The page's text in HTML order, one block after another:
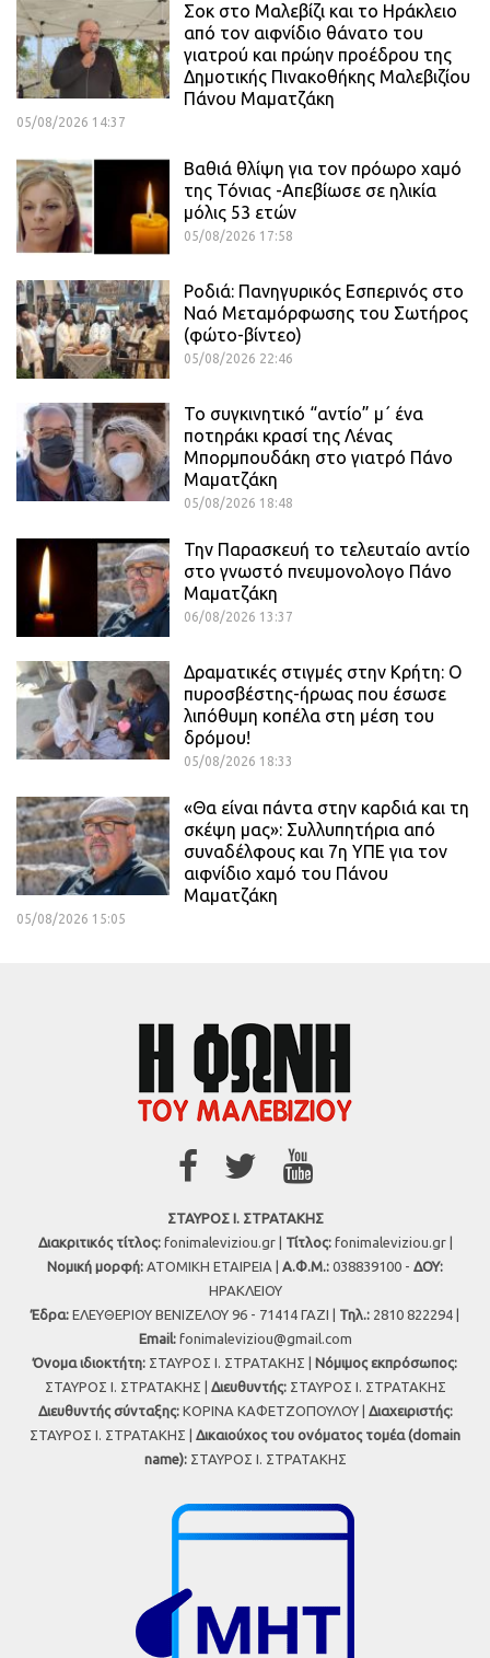
Σοκ στο Μαλεβίζι και το Ηράκλειο
από τον αιφνίδιο θάνατο του
γιατρού και πρώην προέδρου της
Δημοτικής Πινακοθήκης Μαλεβιζίου
Πάνου Μαματζάκη
05/08/2026 14:37
Βαθιά θλίψη για τον πρόωρο χαμό
της Τόνιας -Απεβίωσε σε ηλικία
μόλις 53 ετών
05/08/2026 17:58
Ροδιά: Πανηγυρικός Εσπερινός στο
Ναό Μεταμόρφωσης του Σωτήρος
(φώτο-βίντεο)
05/08/2026 22:46
Το συγκινητικό “αντίο” μ΄ ένα
ποτηράκι κρασί της Λένας
Μπορμπουδάκη στο γιατρό Πάνο
Μαματζάκη
05/08/2026 18:48
Την Παρασκευή το τελευταίο αντίο
στο γνωστό πνευμονολογο Πάνο
Μαματζάκη
06/08/2026 13:37
Δραματικές στιγμές στην Κρήτη: Ο
πυροσβέστης-ήρωας που έσωσε
λιπόθυμη κοπέλα στη μέση του
δρόμου!
05/08/2026 18:33
«Θα είναι πάντα στην καρδιά και τη
σκέψη μας»: Συλλυπητήρια από
συναδέλφους και 7η ΥΠΕ για τον
αιφνίδιο χαμό του Πάνου
Μαματζάκη
05/08/2026 15:05
ΣΤΑΥΡΟΣ Ι. ΣΤΡΑΤΑΚΗΣ
Διακριτικός τίτλος:fonimaleviziou.gr | Τίτλος:fonimaleviziou.gr |
Νομική μορφή: ΑΤΟΜΙΚΗ ΕΤΑΙΡΕΙΑ | Α.Φ.Μ.: 038839100 - ΔΟΥ:
ΗΡΑΚΛΕΙΟΥ
Έδρα: ΕΛΕΥΘΕΡΙΟΥ ΒΕΝΙΖΕΛΟΥ 96 - 71414 ΓΑΖΙ | Τηλ.: 2810 822294 |
Εmail: fonimaleviziou@gmail.com
Όνομα ιδιοκτήτη: ΣΤΑΥΡΟΣ Ι. ΣΤΡΑΤΑΚΗΣ | Νόμιμος εκπρόσωπος:
ΣΤΑΥΡΟΣ Ι. ΣΤΡΑΤΑΚΗΣ | Διευθυντής:ΣΤΑΥΡΟΣ Ι. ΣΤΡΑΤΑΚΗΣ
Διευθυντής σύνταξης:ΚΟΡΙΝΑ ΚΑΦΕΤΖΟΠΟΥΛΟΥ | Διαχειριστής:
ΣΤΑΥΡΟΣ Ι. ΣΤΡΑΤΑΚΗΣ | Δικαιούχος του ονόματος τομέα (domain
name):ΣΤΑΥΡΟΣ Ι. ΣΤΡΑΤΑΚΗΣ